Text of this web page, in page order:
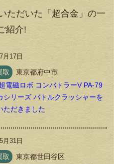
ただいた「超合金」の一
紹介!
月17日
取
東京都府中市
電磁ロボ コンバトラーV PA-79
シリーズ バトルクラッシャーを
ただきました
月31日
取
東京都世田谷区